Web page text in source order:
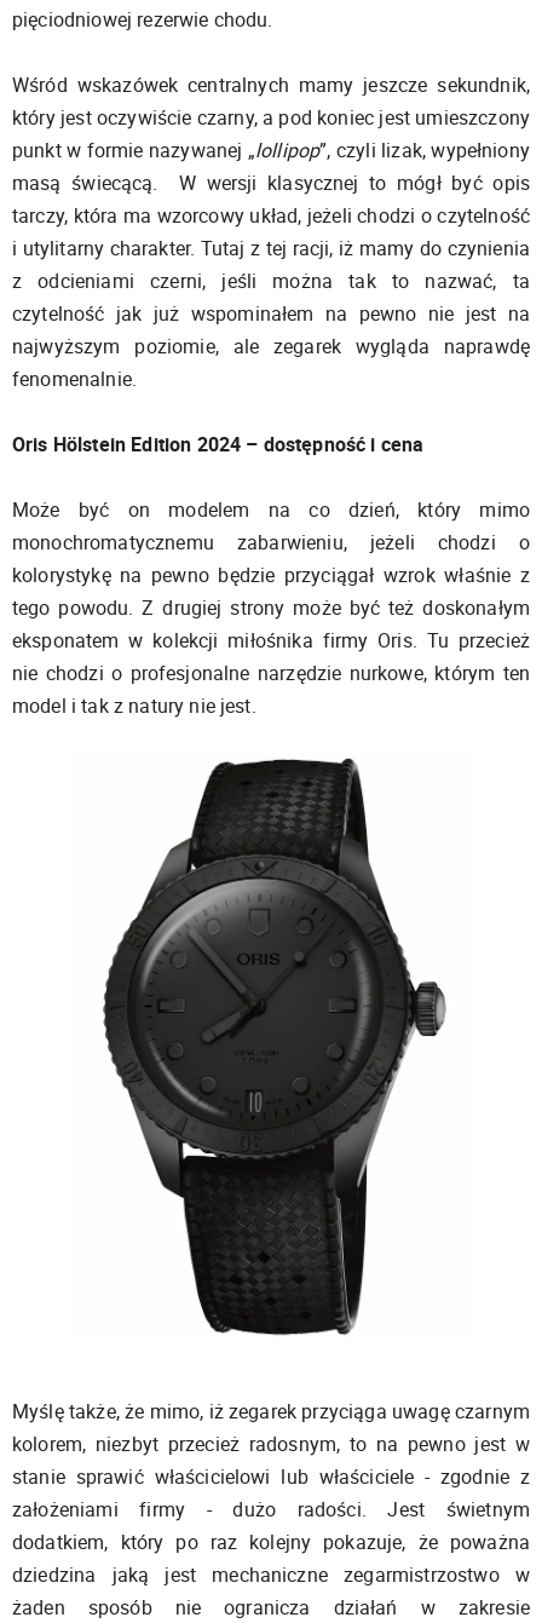
pięciodniowej rezerwie chodu.
Wśród wskazówek centralnych mamy jeszcze sekundnik,
który jest oczywiście czarny, a pod koniec jest umieszczony
punkt w formie nazywanej „lollipop”, czyli lizak, wypełniony
masą świecącą. W wersji klasycznej to mógł być opis
tarczy, która ma wzorcowy układ, jeżeli chodzi o czytelność
i utylitarny charakter. Tutaj z tej racji, iż mamy do czynienia
z odcieniami czerni, jeśli można tak to nazwać, ta
czytelność jak już wspominałem na pewno nie jest na
najwyższym poziomie, ale zegarek wygląda naprawdę
fenomenalnie.
Oris Hölstein Edition 2024 – dostępność i cena
Może być on modelem na co dzień, który mimo
monochromatycznemu zabarwieniu, jeżeli chodzi o
kolorystykę na pewno będzie przyciągał wzrok właśnie z
tego powodu. Z drugiej strony może być też doskonałym
eksponatem w kolekcji miłośnika firmy Oris. Tu przecież
nie chodzi o profesjonalne narzędzie nurkowe, którym ten
model i tak z natury nie jest.
Myślę także, że mimo, iż zegarek przyciąga uwagę czarnym
kolorem, niezbyt przecież radosnym, to na pewno jest w
stanie sprawić właścicielowi lub właściciele - zgodnie z
założeniami firmy - dużo radości. Jest świetnym
dodatkiem, który po raz kolejny pokazuje, że poważna
dziedzina jaką jest mechaniczne zegarmistrzostwo w
żaden sposób nie ogranicza działań w zakresie